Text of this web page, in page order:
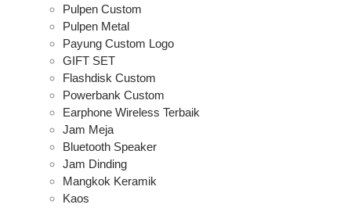
Pulpen Custom
Pulpen Metal
Payung Custom Logo
GIFT SET
Flashdisk Custom
Powerbank Custom
Earphone Wireless Terbaik
Jam Meja
Bluetooth Speaker
Jam Dinding
Mangkok Keramik
Kaos